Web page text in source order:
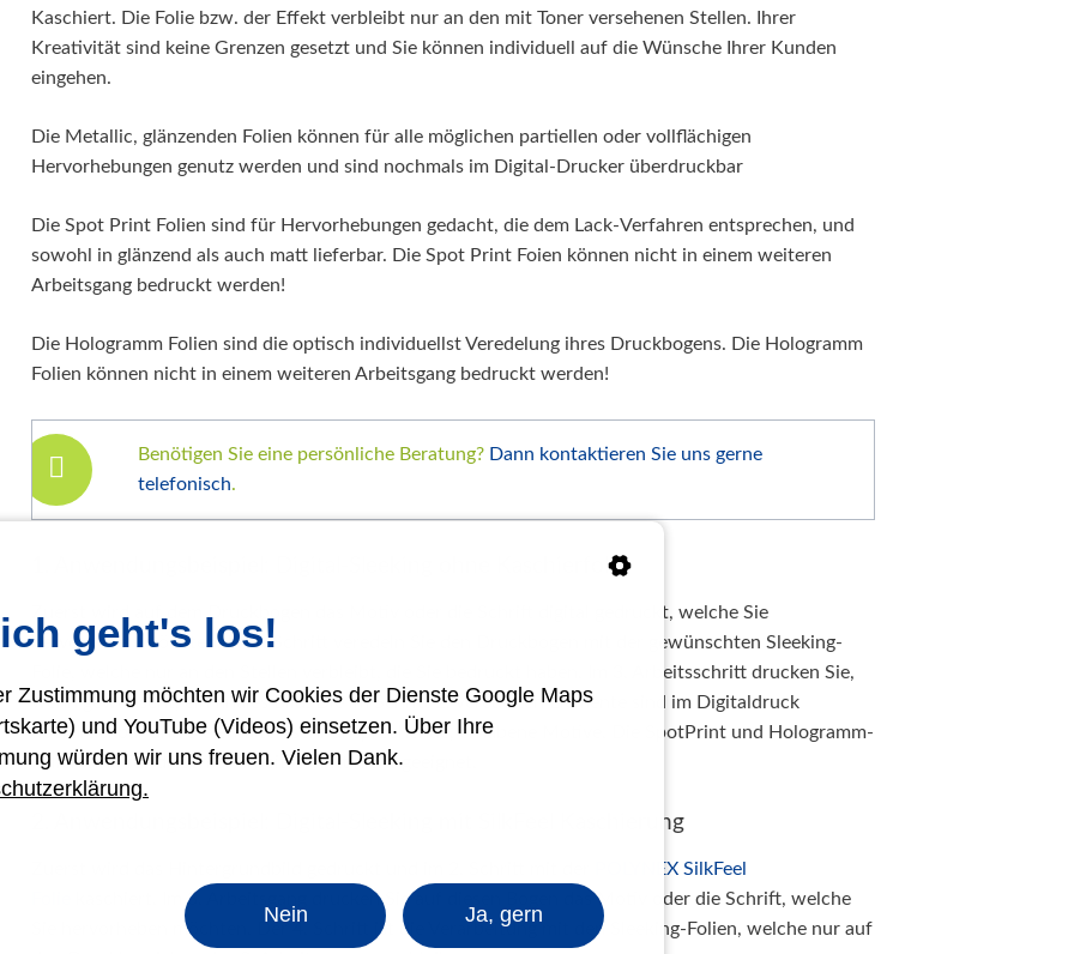
Kaschiert. Die Folie bzw. der Effekt verbleibt nur an den mit Toner versehenen Stellen. Ihrer
Kreativität sind keine Grenzen gesetzt und Sie können individuell auf die Wünsche Ihrer Kunden
eingehen.
Die Metallic, glänzenden Folien können für alle möglichen partiellen oder vollflächigen
Hervorhebungen genutz werden und sind nochmals im Digital-Drucker überdruckbar
Die Spot Print Folien sind für Hervorhebungen gedacht, die dem Lack-Verfahren entsprechen, und
sowohl in glänzend als auch matt lieferbar. Die Spot Print Foien können nicht in einem weiteren
Arbeitsgang bedruckt werden!
Die Hologramm Folien sind die optisch individuellst Veredelung ihres Druckbogens. Die Hologramm
Folien können nicht in einem weiteren Arbeitsgang bedruckt werden!
Benötigen Sie eine persönliche Beratung? Dann kontaktieren Sie uns gerne
telefonisch.
1. Anwendungsbeispiel: Digital-Sleeking ohne Kaschierfolie
Zuerst wird auf dem Druckbogen das Motiv oder die Schrift digital gedruckt, welche Sie
hervorheben möchten. Im 2. Schritt veredeln Sie den Druckbogen mit der gewünschten Sleeking-
Folie, welche nur an den Stellen verbleibt, die Sie bedruckt haben. Im 3. Arbeitsschritt drucken Sie,
wenn gewünscht, ein finales Bild. Die im Schritt 2. veredelten Elemente sind im Digitaldruck
überdruckbar und Sie erhalten sehr ansprechende, erhabene Motive. Die SpotPrint und Hologramm-
Folien sind für diesen 3. Arbeitsschritt nicht geeignet.
2. Anwendungsbeispiel: Digital-Sleeking mit SilkFeel Kaschierung
POLYNEX SilkFeel
kaschiert. Im 3. Arbeitsgang drucken Sie auf diesen Bogen das Motiv oder die Schrift, welche
Sie hervorheben möchten. Der 4. Schritt ist die Verarbeitung mit den Sleeking-Folien, welche nur auf
geht's los!
Zustimmung möchten wir Cookies der Dienste Google Maps
und YouTube (Videos) einsetzen. Über Ihre
würden wir uns freuen. Vielen Dank.
Nein Ja, gern